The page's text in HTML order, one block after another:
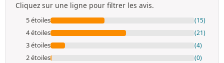
Cliquez sur une ligne pour filtrer les avis.
5 étoiles (15)
4 étoiles (21)
3 étoiles (4)
2 étoiles (0)